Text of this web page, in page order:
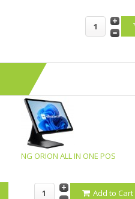
NG ORION ALL IN ONE POS
Add to Cart